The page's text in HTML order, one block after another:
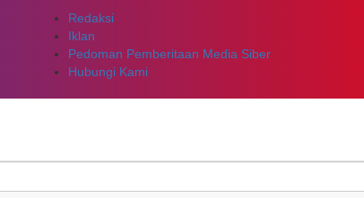
Redaksi
Iklan
Pedoman Pemberitaan Media Siber
Hubungi Kami